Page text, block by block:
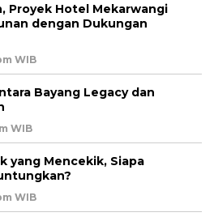
Proyek Hotel Mekarwangi
dengan Dukungan
WIB
Bayang Legacy dan
WIB
yang Mencekik, Siapa
WIB